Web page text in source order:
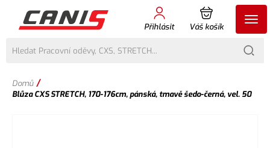
Přihlásit Váš košík
Domů /
Blůza CXS STRETCH, 170-176cm, pánská, tmavě šedo-černá, vel. 50